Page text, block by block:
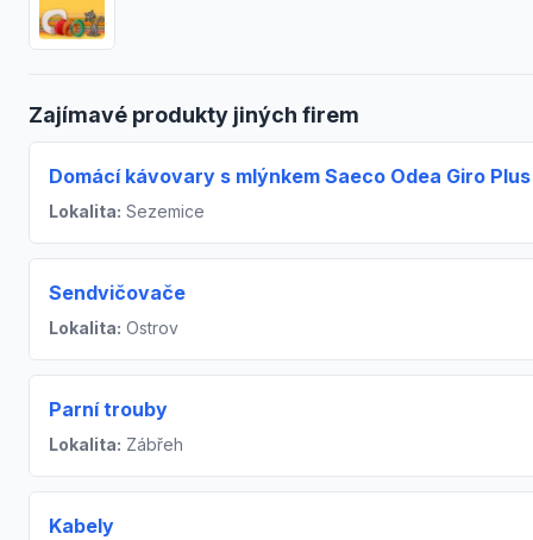
Zajímavé produkty jiných firem
Domácí kávovary s mlýnkem Saeco Odea Giro Plus
Lokalita: Sezemice
Sendvičovače
Lokalita: Ostrov
Parní trouby
Lokalita: Zábřeh
Kabely